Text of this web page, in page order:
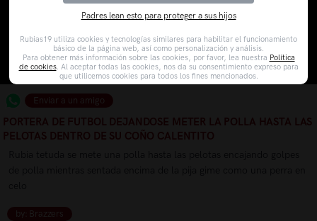
Enviar a un amigo
PORTERA DE FUTBOL DEJANDOSE METER LA POLLA HASTA LAS
PELOTAS DENTRO DE SU COÑO CALENTITO
by: Brazzers
Padres lean esto para proteger a sus hijos
Rubias19 utiliza cookies y tecnologías similares para habilitar el funcionamiento
básico de la página web, así como personalización y análisis.
Para obtener más información sobre las cookies, por favor, lea nuestra Política
de cookies. Al aceptar todas las cookies, nos da su consentimiento expreso para
que utilicemos cookies para todos los fines mencionados.